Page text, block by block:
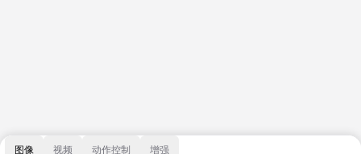
图像 视频 动作控制 增强